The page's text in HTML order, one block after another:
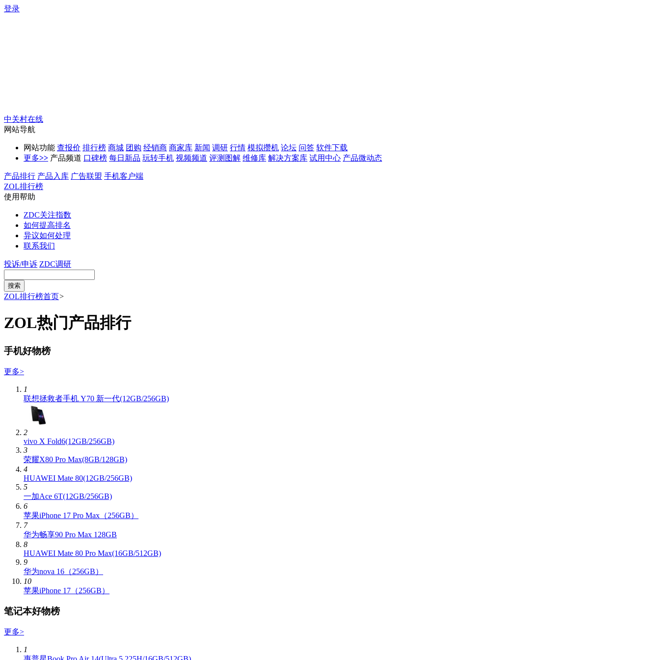
登录
中关村在线
网站导航
网站功能 查报价 排行榜 商城 团购 经销商 商家库 新闻 调研 行情 模拟攒机 论坛 问答 软件下载
更多>> 产品频道 口碑榜 每日新品 玩转手机 视频频道 评测图解 维修库 解决方案库 试用中心 产品微动态
产品排行 产品入库 广告联盟 手机客户端
ZOL排行榜
使用帮助
ZDC关注指数
如何提高排名
异议如何处理
联系我们
投诉/申诉 ZDC调研
ZOL排行榜首页>
ZOL热门产品排行
手机好物榜
更多>
1
联想拯救者手机 Y70 新一代(12GB/256GB)
2
vivo X Fold6(12GB/256GB)
3
荣耀X80 Pro Max(8GB/128GB)
4
HUAWEI Mate 80(12GB/256GB)
5
一加Ace 6T(12GB/256GB)
6
苹果iPhone 17 Pro Max（256GB）
7
华为畅享90 Pro Max 128GB
8
HUAWEI Mate 80 Pro Max(16GB/512GB)
9
华为nova 16（256GB）
10
苹果iPhone 17（256GB）
笔记本好物榜
更多>
1